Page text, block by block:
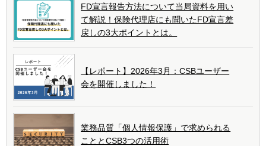
FD宣言報告方法について当局資料を用い
て解説！保険代理店にも聞いたFD宣言差
戻しの3大ポイントとは。
【レポート】2026年3月：CSBユーザー
会を開催しました！
業務品質「個人情報保護」で求められる
こととCSB3つの活用術